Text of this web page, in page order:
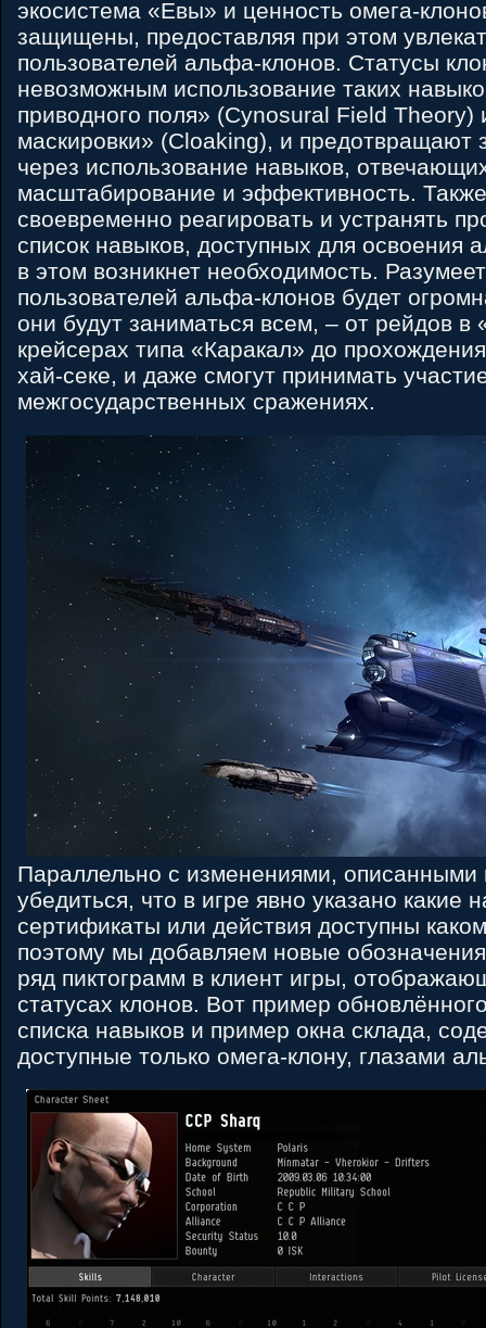
экосистема «Евы» и ценность омега-
защищены, предоставляя при этом
пользователей альфа-клонов. Статусы
невозможным использование таких
приводного поля» (Cynosural Field
маскировки» (Cloaking), и предотвращают
через использование навыков,
масштабирование и эффективность.
своевременно реагировать и устранять
список навыков, доступных для освоения
в этом возникнет необходимость.
пользователей альфа-клонов будет
они будут заниматься всем, – от рейдов в
крейсерах типа «Каракал» до
хай-секе, и даже смогут принимать
межгосударственных сражениях.
Параллельно с изменениями,
убедиться, что в игре явно указано какие
сертификаты или действия доступны
поэтому мы добавляем новые
ряд пиктограмм в клиент игры,
статусах клонов. Вот пример
списка навыков и пример окна склада,
доступные только омега-клону, глазами